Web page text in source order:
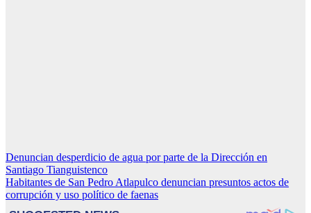
Navegación
de
entradas
Denuncian desperdicio de agua por parte de la Dirección en
Santiago Tianguistenco
Habitantes de San Pedro Atlapulco denuncian presuntos actos de
corrupción y uso político de faenas